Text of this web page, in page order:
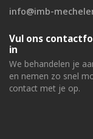
info@imb-
Vul ons
in
We behandelen je
en nemen zo snel
contact met je op.